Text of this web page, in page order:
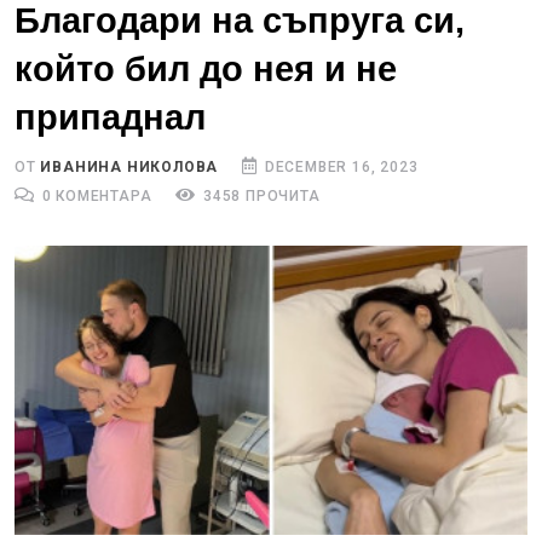
Благодари на съпруга си,
който бил до нея и не
припаднал
ОТ ИВАНИНА НИКОЛОВА
DECEMBER 16, 2023
0 КОМЕНТАРА
3458 ПРОЧИТА